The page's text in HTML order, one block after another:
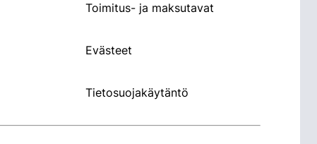
Toimitus- ja maksutavat
Evästeet
Tietosuojakäytäntö